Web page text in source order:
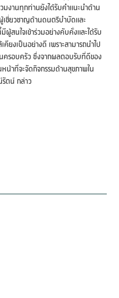
งานทุกท่านยังได้รับคำแนะนำด้าน
เชี่ยวชาญด้านดนตรีบำบัดและ
สนใจเข้าร่วมอย่างคับคั่งและได้รับ
ยงเป็นอย่างดี เพราะสามารถนำไป
ครอบครัว ซึ่งจากผลตอบรับที่ดีของ
น้าที่จะจัดกิจกรรมด้านสุขภาพใน
รัตน์ กล่าว